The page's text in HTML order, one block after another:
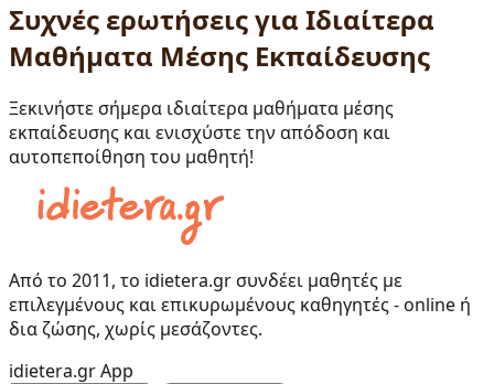
Συχνές ερωτήσεις για Ιδιαίτερα
Μαθήματα Μέσης Εκπαίδευσης
Ξεκινήστε σήμερα ιδιαίτερα μαθήματα μέσης
εκπαίδευσης και ενισχύστε την απόδοση και
αυτοπεποίθηση του μαθητή!
Από το 2011, το idietera.gr συνδέει μαθητές με
επιλεγμένους και επικυρωμένους καθηγητές - online ή
δια ζώσης, χωρίς μεσάζοντες.
idietera.gr App